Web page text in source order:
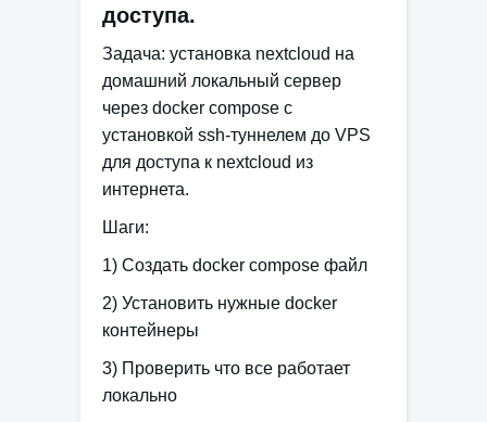
доступа.
Задача: установка nextcloud на
домашний локальный сервер
через docker compose с
установкой ssh-туннелем до VPS
для доступа к nextcloud из
интернета.
Шаги:
1) Создать docker compose файл
2) Установить нужные docker
контейнеры
3) Проверить что все работает
локально